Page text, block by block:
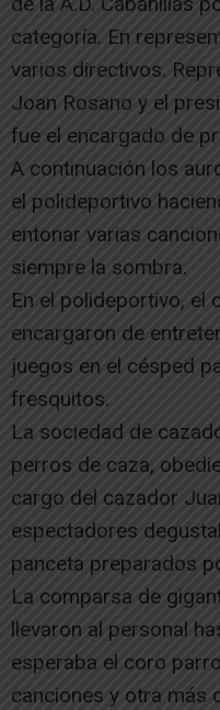
categoría. En
varios directivos.
Joan Rosano y el
fue el encargado de
A continuación los
el polideportivo
entonar varias
siempre la sombra.
En el polideportivo, el
encargaron de
juegos en el césped
fresquitos.
La sociedad de
perros de caza,
cargo del cazador
espectadores
panceta preparados
La comparsa de
llevaron al personal
esperaba el coro
canciones y otra más